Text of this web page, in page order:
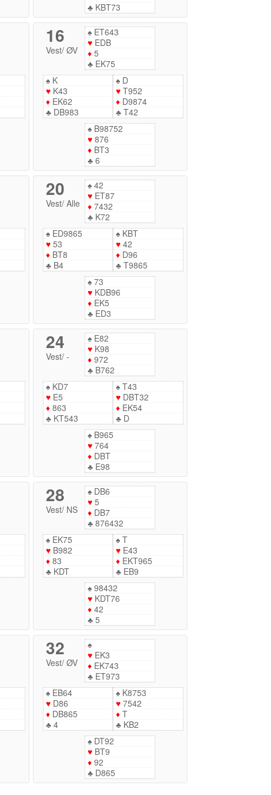
♣ KBT73
16
Vest/ ØV
♠ ET643
♥ EDB
♦ 5
♣ EK75
♠K
♥K43
♦EK62
♣DB983
♠ D
♥ T952
♦ D9874
♣ T42
♠ B98752
♥ 876
♦ BT3
♣ 6
20
Vest/ Alle
♠ 42
♥ ET87
♦ 7432
♣ K72
♠ED9865
♥53
♦BT8
♣B4
♠ KBT
♥ 42
♦ D96
♣ T9865
♠ 73
♥ KDB96
♦ EK5
♣ ED3
24
Vest/ -
♠ E82
♥ K98
♦ 972
♣ B762
♠KD7
♥E5
♦863
♣KT543
♠ T43
♥ DBT32
♦ EK54
♣ D
♠ B965
♥ 764
♦ DBT
♣ E98
28
Vest/ NS
♠ DB6
♥ 5
♦ DB7
♣ 876432
♠EK75
♥B982
♦83
♣KDT
♠ T
♥ E43
♦ EKT965
♣ EB9
♠ 98432
♥ KDT76
♦ 42
♣ 5
32
Vest/ ØV
♠
♥ EK3
♦ EK743
♣ ET973
♠EB64
♥D86
♦DB865
♣4
♠ K8753
♥ 7542
♦ T
♣ KB2
♠ DT92
♥ BT9
♦ 92
♣ D865